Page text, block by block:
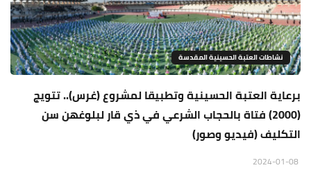
نشاطات العتبة الحسينية المقدسة
برعاية العتبة الحسينية وتطبيقا لمشروع (غرس).. تتويج
(2000) فتاة بالحجاب الشرعي في ذي قار لبلوغهن سن
التكليف (فيديو وصور)